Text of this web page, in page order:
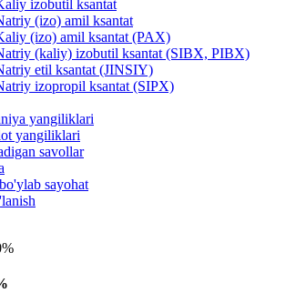
izobutil ksantat
(izo) amil ksantat
(izo) amil ksantat (PAX)
(kaliy) izobutil ksantat (SIBX, PIBX)
etil ksantat (JINSIY)
izopropil ksantat (SIPX)
yangiliklari
yangiliklari
savollar
sayohat